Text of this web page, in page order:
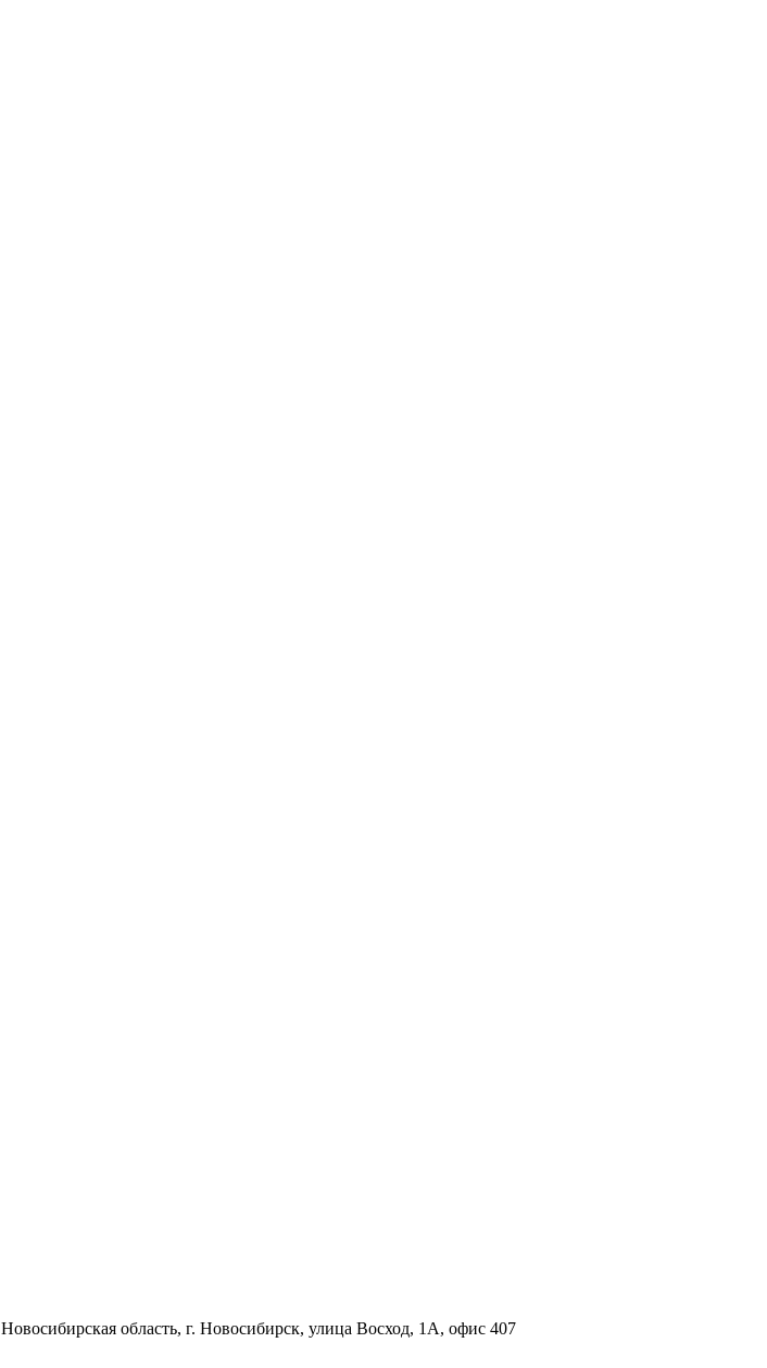
Новосибирская область, г. Новосибирск, улица Восход, 1А, офис 407